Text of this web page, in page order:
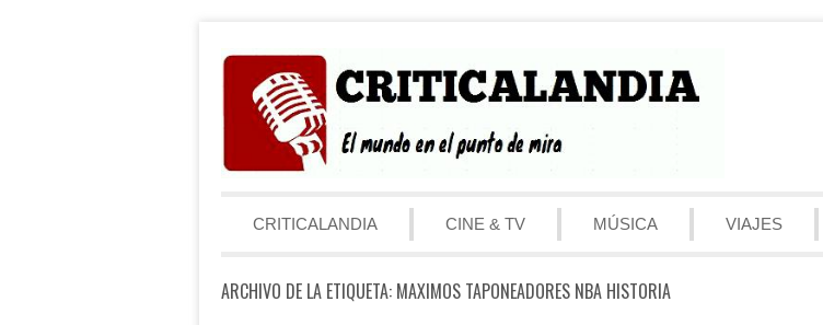
Menú
CRITICALANDIA
CINE & TV MÚSICA VIAJES
ARCHIVO DE LA ETIQUETA: MAXIMOS TAPONEADORES NBA HISTORIA